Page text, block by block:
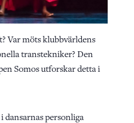
Var möts klubbvärldens
transtekniker? Den
Somos utforskar detta i
personliga